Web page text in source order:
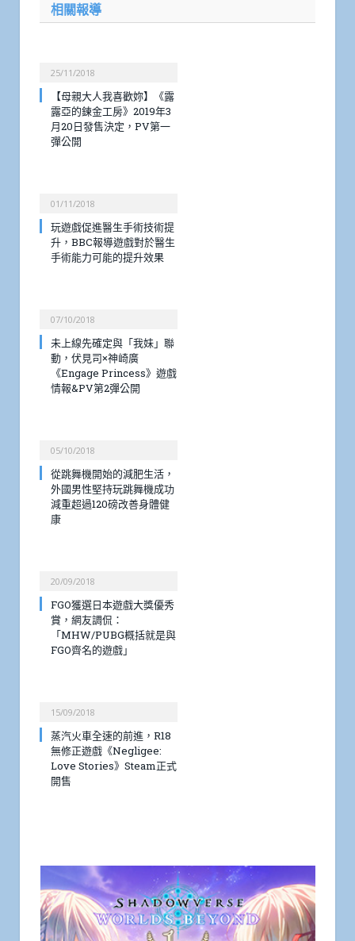
相關報導
25/11/2018
【母親大人我喜歡妳】《露
露亞的鍊金工房》2019年3
月20日發售決定，PV第一
彈公開
01/11/2018
玩遊戲促進醫生手術技術提
升，BBC報導遊戲對於醫生
手術能力可能的提升效果
07/10/2018
未上線先確定與「我妹」聯
動，伏見司×神崎廣
《Engage Princess》遊戲
情報&PV第2彈公開
05/10/2018
從跳舞機開始的減肥生活，
外國男性堅持玩跳舞機成功
減重超過120磅改善身體健
康
20/09/2018
FGO獲選日本遊戲大獎優秀
賞，網友調侃：
「MHW/PUBG概括就是與
FGO齊名的遊戲」
15/09/2018
蒸汽火車全速的前進，R18
無修正遊戲《Negligee:
Love Stories》Steam正式
開售